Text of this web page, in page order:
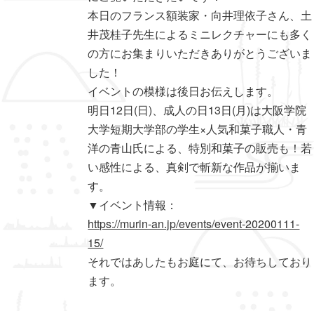
本日のフランス額装家・向井理依子さん、土
井茂桂子先生によるミニレクチャーにも多く
の方にお集まりいただきありがとうございま
した！
イベントの模様は後日お伝えします。
明日12日(日)、成人の日13日(月)は大阪学院
大学短期大学部の学生×人気和菓子職人・青
洋の青山氏による、特別和菓子の販売も！若
い感性による、真剣で斬新な作品が揃いま
す。
▼イベント情報：
https://murin-an.jp/events/event-20200111-
15/
それではあしたもお庭にて、お待ちしており
ます。